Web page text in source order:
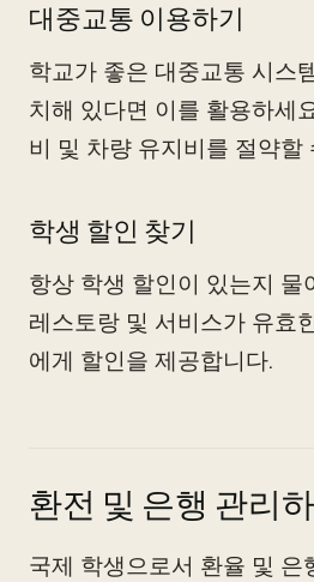
대중교통 이용하기
학교가 좋은 대중교통 시스
치해 있다면 이를 활용하세
비 및 차량 유지비를 절약할
학생 할인 찾기
항상 학생 할인이 있는지 물
레스토랑 및 서비스가 유효
에게 할인을 제공합니다.
환전 및 은행 관리
국제 학생으로서 환율 및 은